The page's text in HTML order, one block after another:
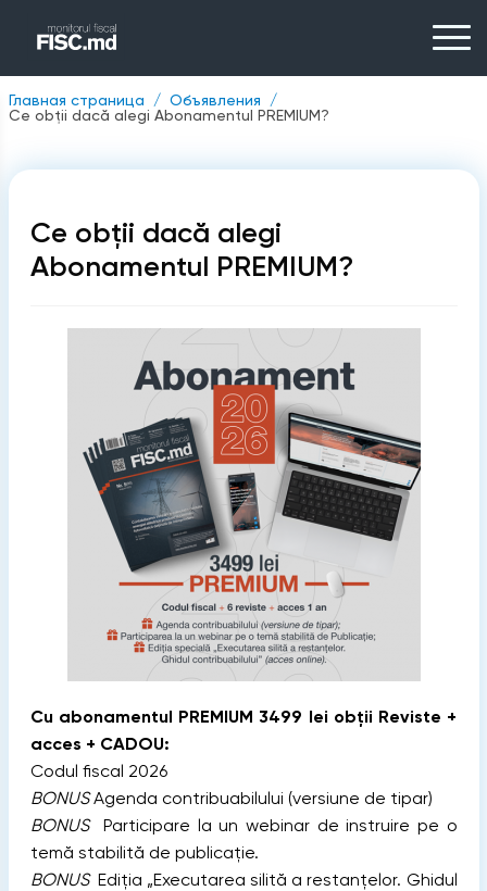
Главная страница
Объявления
Ce obții dacă alegi Abonamentul PREMIUM?
Ce obții dacă alegi
Abonamentul PREMIUM?
Cu abonamentul PREMIUM 3499 lei obții Reviste +
acces + CADOU:
Codul fiscal 2026
BONUSAgenda contribuabilului (versiune de tipar)
BONUS Participare la un webinar de instruire pe o
temă stabilită de publicație.
BONUS Ediția „Executarea silită a restanțelor. Ghidul